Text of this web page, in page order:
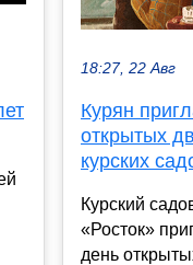
18:27, 22 Авг
Курян
открытых
курских
Курский
«Росток»
день